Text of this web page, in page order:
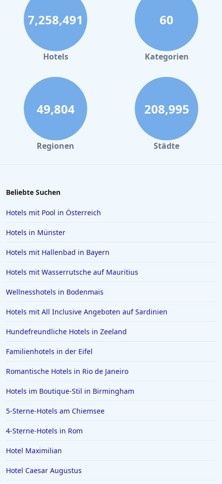
Baumhaushotels in Berlin
Baumhaushotels in Frankreich
Baumhaushotels in Schweden
Baumhaushotels in der Schweiz
Baumhaushotels in Thailand
7,258,491
Hotels
60
Kategorien
49,804
Regionen
208,995
Städte
Beliebte Suchen
Hotels mit Pool in Österreich
Hotels in Münster
Hotels mit Hallenbad in Bayern
Hotels mit Wasserrutsche auf Mauritius
Wellnesshotels in Bodenmais
Hotels mit All Inclusive Angeboten auf Sardinien
Hundefreundliche Hotels in Zeeland
Familienhotels in der Eifel
Romantische Hotels in Rio de Janeiro
Hotels im Boutique-Stil in Birmingham
5-Sterne-Hotels am Chiemsee
4-Sterne-Hotels in Rom
Hotel Maximilian
Hotel Caesar Augustus